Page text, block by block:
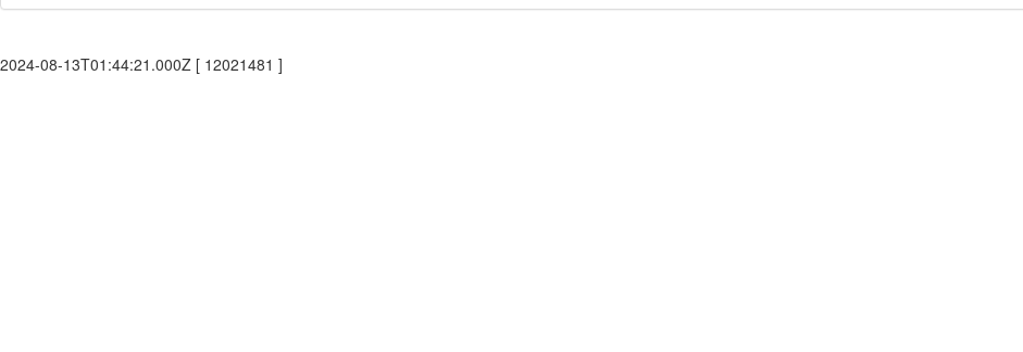
2024-08-13T01:44:21.000Z [ 12021481 ]